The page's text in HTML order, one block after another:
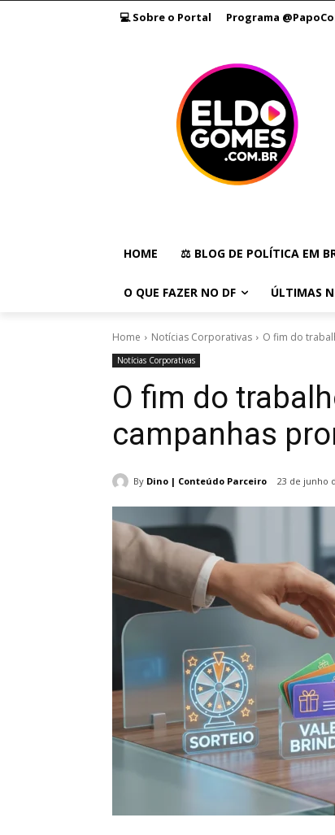
💻 Sobre o Portal Programa
HOME ⚖️ BLOG DE POLÍTICA EM
O QUE FAZER NO DF ÚLTIMAS
Home Notícias Corporativas O fim do
Notícias Corporativas
O fim do
campanhas
By Dino | Conteúdo Parceiro 23 de junho